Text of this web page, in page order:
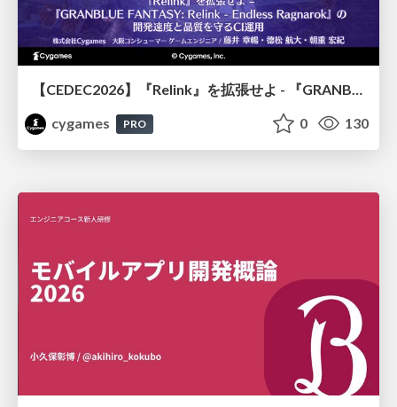
【CEDEC2026】『Relink』を拡張せよ - 『GRANBLUE FANTASY: Relink - Endless Ragnarok』の開発速度と品質を守るCI運用
cygames
PRO 0 130